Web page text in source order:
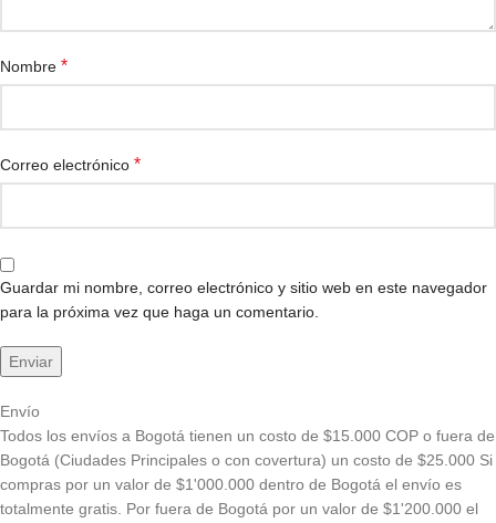
Nombre *
Correo electrónico *
Guardar mi nombre, correo electrónico y sitio web en este navegador
para la próxima vez que haga un comentario.
Envío
Todos los envíos a Bogotá tienen un costo de $15.000 COP o fuera de
Bogotá (Ciudades Principales o con covertura) un costo de $25.000 Si
compras por un valor de $1'000.000 dentro de Bogotá el envío es
totalmente gratis. Por fuera de Bogotá por un valor de $1'200.000 el